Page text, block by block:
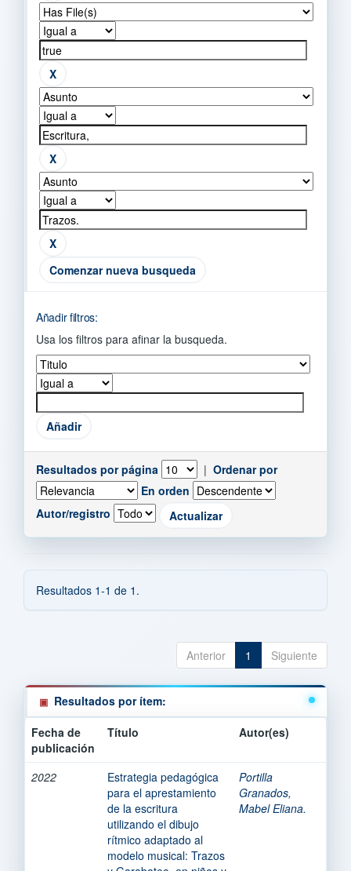
Comenzar nueva busqueda
Añadir filtros:
Usa los filtros para afinar la busqueda.
Resultados por página | Ordenar por
En orden
Autor/registro
Resultados 1-1 de 1.
Anterior 1 Siguiente
Resultados por ítem:
Fecha de
publicación
Título Autor(es)
2022
Estrategia pedagógica
para el aprestamiento
de la escritura
utilizando el dibujo
rítmico adaptado al
modelo musical: Trazos
Portilla
Granados,
Mabel Eliana.